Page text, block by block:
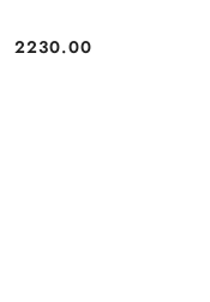
Cena:
2230.00